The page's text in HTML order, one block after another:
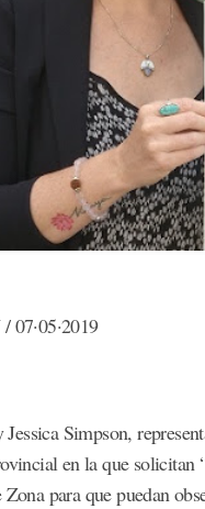
Simpson,
en la que solicitan
para que puedan